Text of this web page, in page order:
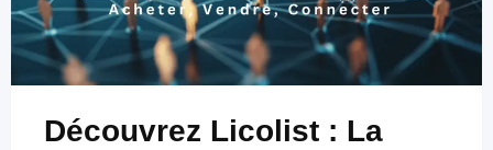
Découvrez Licolist : La